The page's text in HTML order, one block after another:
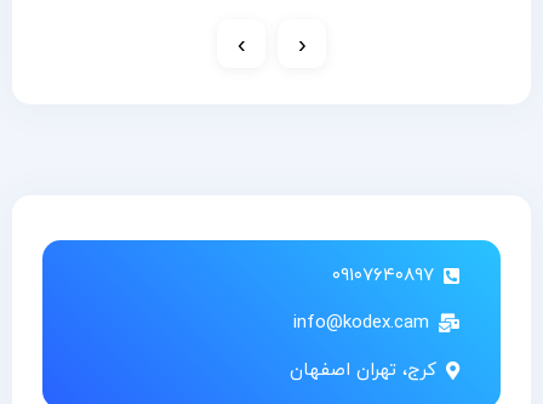
‹
›
۰۹۱۰۷۶۴۰۸۹۷
info@kodex.cam
کرج، تهران اصفهان